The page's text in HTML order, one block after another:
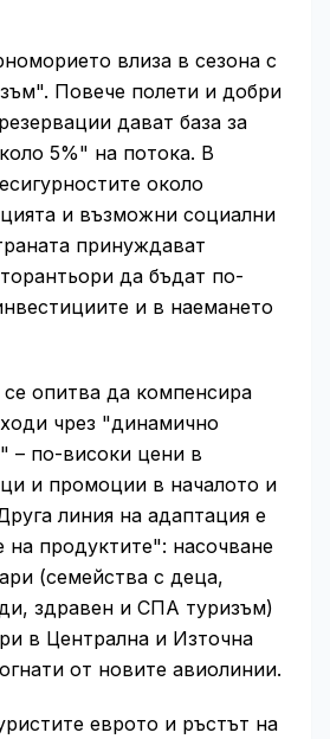
влиза в сезона с
Повече полети и добри
дават база за
5%" на потока. В
около
и възможни социални
принуждават
да бъдат по-
и в наемането
се опитва да компенсира
чрез "динамично
– по-високи цени в
и промоции в началото и
линия на адаптация е
продуктите": насочване
(семейства с деца,
здравен и СПА туризъм)
в Централна и Източна
от новите авиолинии.
еврото и ръстът на